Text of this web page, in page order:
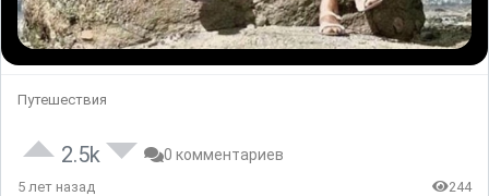
Путешествия
2.5k 0 комментариев
5 лет назад 244